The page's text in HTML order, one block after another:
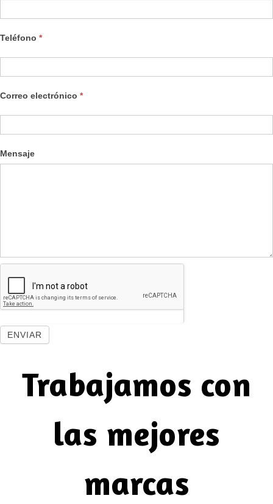
Teléfono *
Correo electrónico *
Mensaje
ENVIAR
Trabajamos con
las mejores
marcas